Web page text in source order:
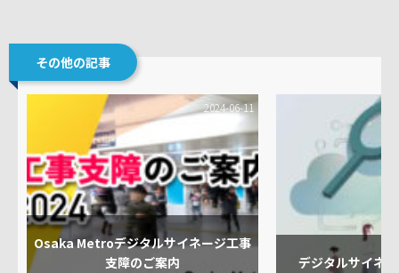
その他の記事
Osaka Metroデジタルサイネージ工事
支障のご案内
2024-06-11
デジタルサイネ